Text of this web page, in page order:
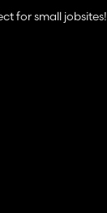
for small jobsites!